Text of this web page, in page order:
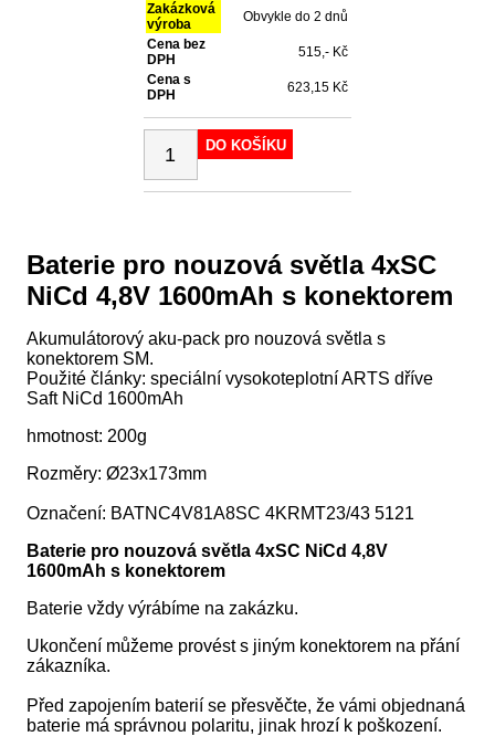
Zakázková
výroba
Obvykle do 2 dnů
Cena bez
DPH
515,- Kč
Cena s
DPH
623,15 Kč
DO KOŠÍKU
Baterie pro nouzová světla 4xSC
NiCd 4,8V 1600mAh s konektorem
Akumulátorový aku-pack pro nouzová světla s
konektorem SM.
Použité články: speciální vysokoteplotní ARTS dříve
Saft NiCd 1600mAh
hmotnost: 200g
Rozměry: Ø23x173mm
Označení: BATNC4V81A8SC 4KRMT23/43 5121
Baterie pro nouzová světla 4xSC NiCd 4,8V
1600mAh s konektorem
Baterie vždy výrábíme na zakázku.
Ukončení můžeme provést s jiným konektorem na přání
zákazníka.
Před zapojením baterií se přesvěčte, že vámi objednaná
baterie má správnou polaritu, jinak hrozí k poškození.